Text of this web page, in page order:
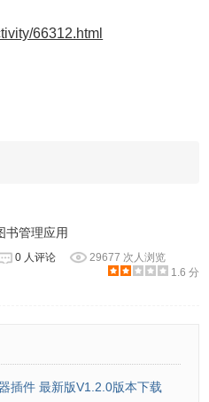
66312.html
书管理应用
0 人评论
29677 次人浏览
1.6 分
插件 最新版V1.2.0版本下载